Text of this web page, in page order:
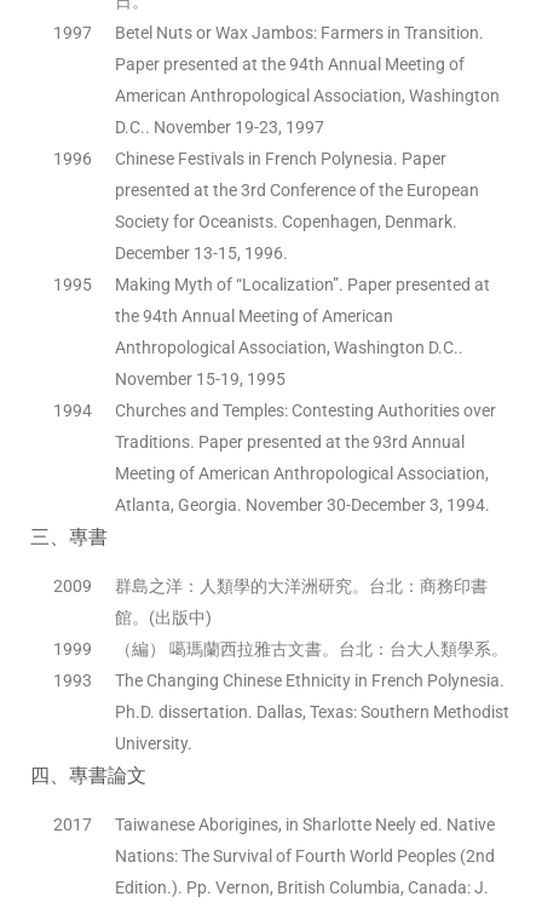
1997
Betel Nuts or Wax Jambos: Farmers in Transition.
Paper presented at the 94th Annual Meeting of
American Anthropological Association, Washington
D.C.. November 19-23, 1997
1996
Chinese Festivals in French Polynesia. Paper
presented at the 3rd Conference of the European
Society for Oceanists. Copenhagen, Denmark.
December 13-15, 1996.
1995
Making Myth of “Localization”. Paper presented at
the 94th Annual Meeting of American
Anthropological Association, Washington D.C..
November 15-19, 1995
1994
Churches and Temples: Contesting Authorities over
Traditions. Paper presented at the 93rd Annual
Meeting of American Anthropological Association,
Atlanta, Georgia. November 30-December 3, 1994.
三、專書
2009
群島之洋：人類學的大洋洲研究。台北：商務印書
館。(出版中)
1999
（編） 噶瑪蘭西拉雅古文書。台北：台大人類學系。
1993
The Changing Chinese Ethnicity in French Polynesia.
Ph.D. dissertation. Dallas, Texas: Southern Methodist
University.
四、專書論文
2017
Taiwanese Aborigines, in Sharlotte Neely ed. Native
Nations: The Survival of Fourth World Peoples (2nd
Edition.). Pp. Vernon, British Columbia, Canada: J.